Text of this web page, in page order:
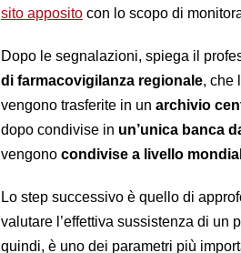
sito apposito con lo scopo di
Dopo le segnalazioni, spiega il
di farmacovigilanza regionale, che
vengono trasferite in un archivio
dopo condivise in un’unica banca
vengono condivise a livello
Lo step successivo è quello di
valutare l’effettiva sussistenza di un
quindi, è uno dei parametri più